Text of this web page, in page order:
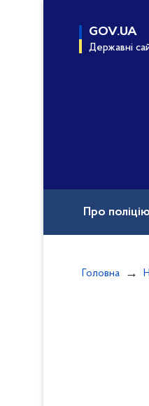
GOV.UA
Державні
Про поліцію
Головна